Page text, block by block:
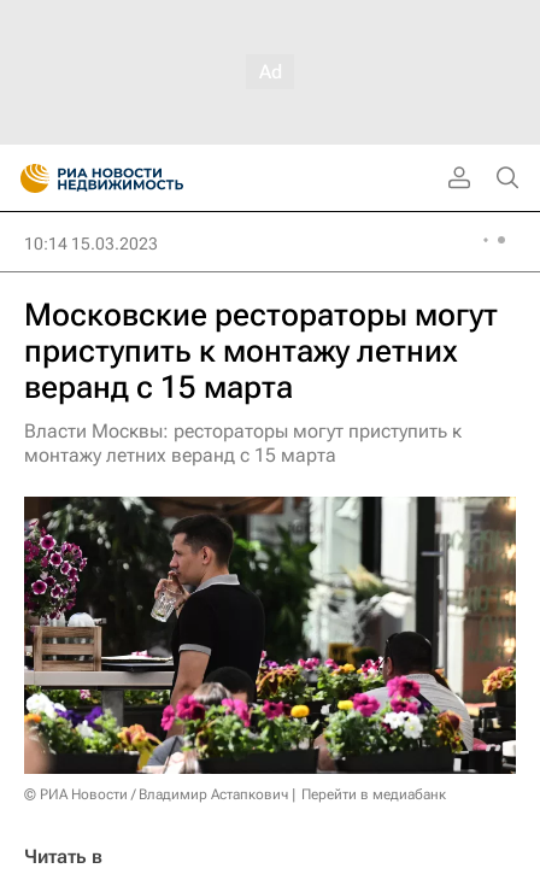
10:14 15.03.2023
Московские рестораторы могут
приступить к монтажу летних
веранд с 15 марта
Власти Москвы: рестораторы могут приступить к
монтажу летних веранд с 15 марта
© РИА Новости / Владимир Астапкович Перейти в медиабанк
Читать в